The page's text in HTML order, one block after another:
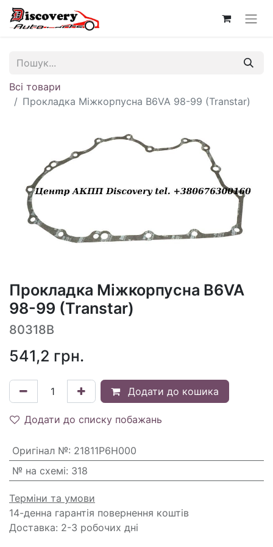
Всі товари
Прокладка Міжкорпусна B6VA 98-99 (Transtar)
Прокладка Міжкорпусна B6VA
98-99 (Transtar)
80318B
541,2 грн.
Додати до кошика
Додати до списку побажань
Оригінал №: 21811P6H000
№ на схемі: 318
Терміни та умови
14-денна гарантія повернення коштів
Доставка: 2-3 робочих дні